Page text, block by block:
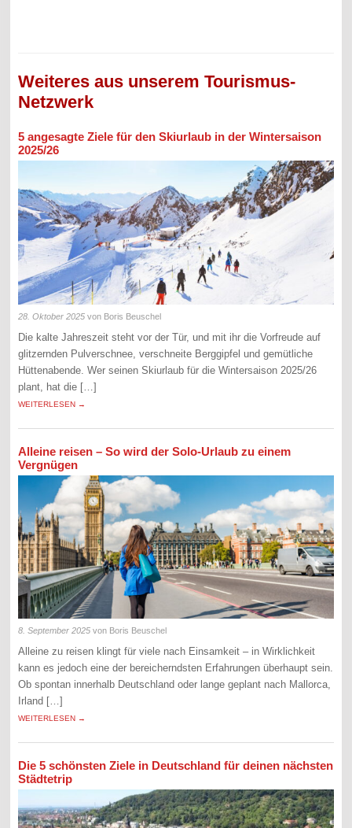
Weiteres aus unserem Tourismus-
Netzwerk
5 angesagte Ziele für den Skiurlaub in der Wintersaison
2025/26
28. Oktober 2025 von Boris Beuschel
Die kalte Jahreszeit steht vor der Tür, und mit ihr die Vorfreude auf
glitzernden Pulverschnee, verschneite Berggipfel und gemütliche
Hüttenabende. Wer seinen Skiurlaub für die Wintersaison 2025/26
plant, hat die […]
WEITERLESEN →
Alleine reisen – So wird der Solo-Urlaub zu einem
Vergnügen
8. September 2025 von Boris Beuschel
Alleine zu reisen klingt für viele nach Einsamkeit – in Wirklichkeit
kann es jedoch eine der bereicherndsten Erfahrungen überhaupt sein.
Ob spontan innerhalb Deutschland oder lange geplant nach Mallorca,
Irland […]
WEITERLESEN →
Die 5 schönsten Ziele in Deutschland für deinen nächsten
Städtetrip